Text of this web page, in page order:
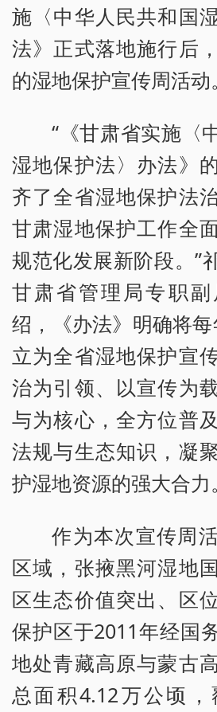
施〈中华人民共和国
法》正式落地施行后
的湿地保护宣传周活动。
“《甘肃省实施〈
湿地保护法〉办法》
齐了全省湿地保护法
甘肃湿地保护工作全
规范化发展新阶段。”
甘肃省管理局专职
绍，《办法》明确将
立为全省湿地保护宣
治为引领、以宣传为
与为核心，全方位普
法规与生态知识，凝
护湿地资源的强大合力。
作为本次宣传周
区域，张掖黑河湿地
区生态价值突出、区
保护区于2011年经国
地处青藏高原与蒙古
总面积4.12万公顷